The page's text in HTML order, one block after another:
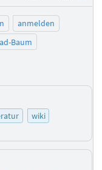
anmelden
Baum
wiki